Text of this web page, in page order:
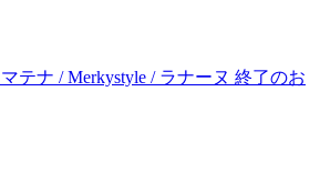
マテナ / Merkystyle / ラナーヌ 終了のお